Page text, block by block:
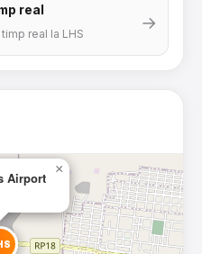
real
real la LHS
→
Airport
×